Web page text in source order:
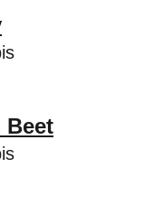
Beet